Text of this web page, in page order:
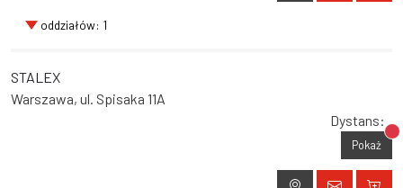
oddziałów: 1
STALEX
Warszawa, ul. Spisaka 11A
Dystans:
Pokaż